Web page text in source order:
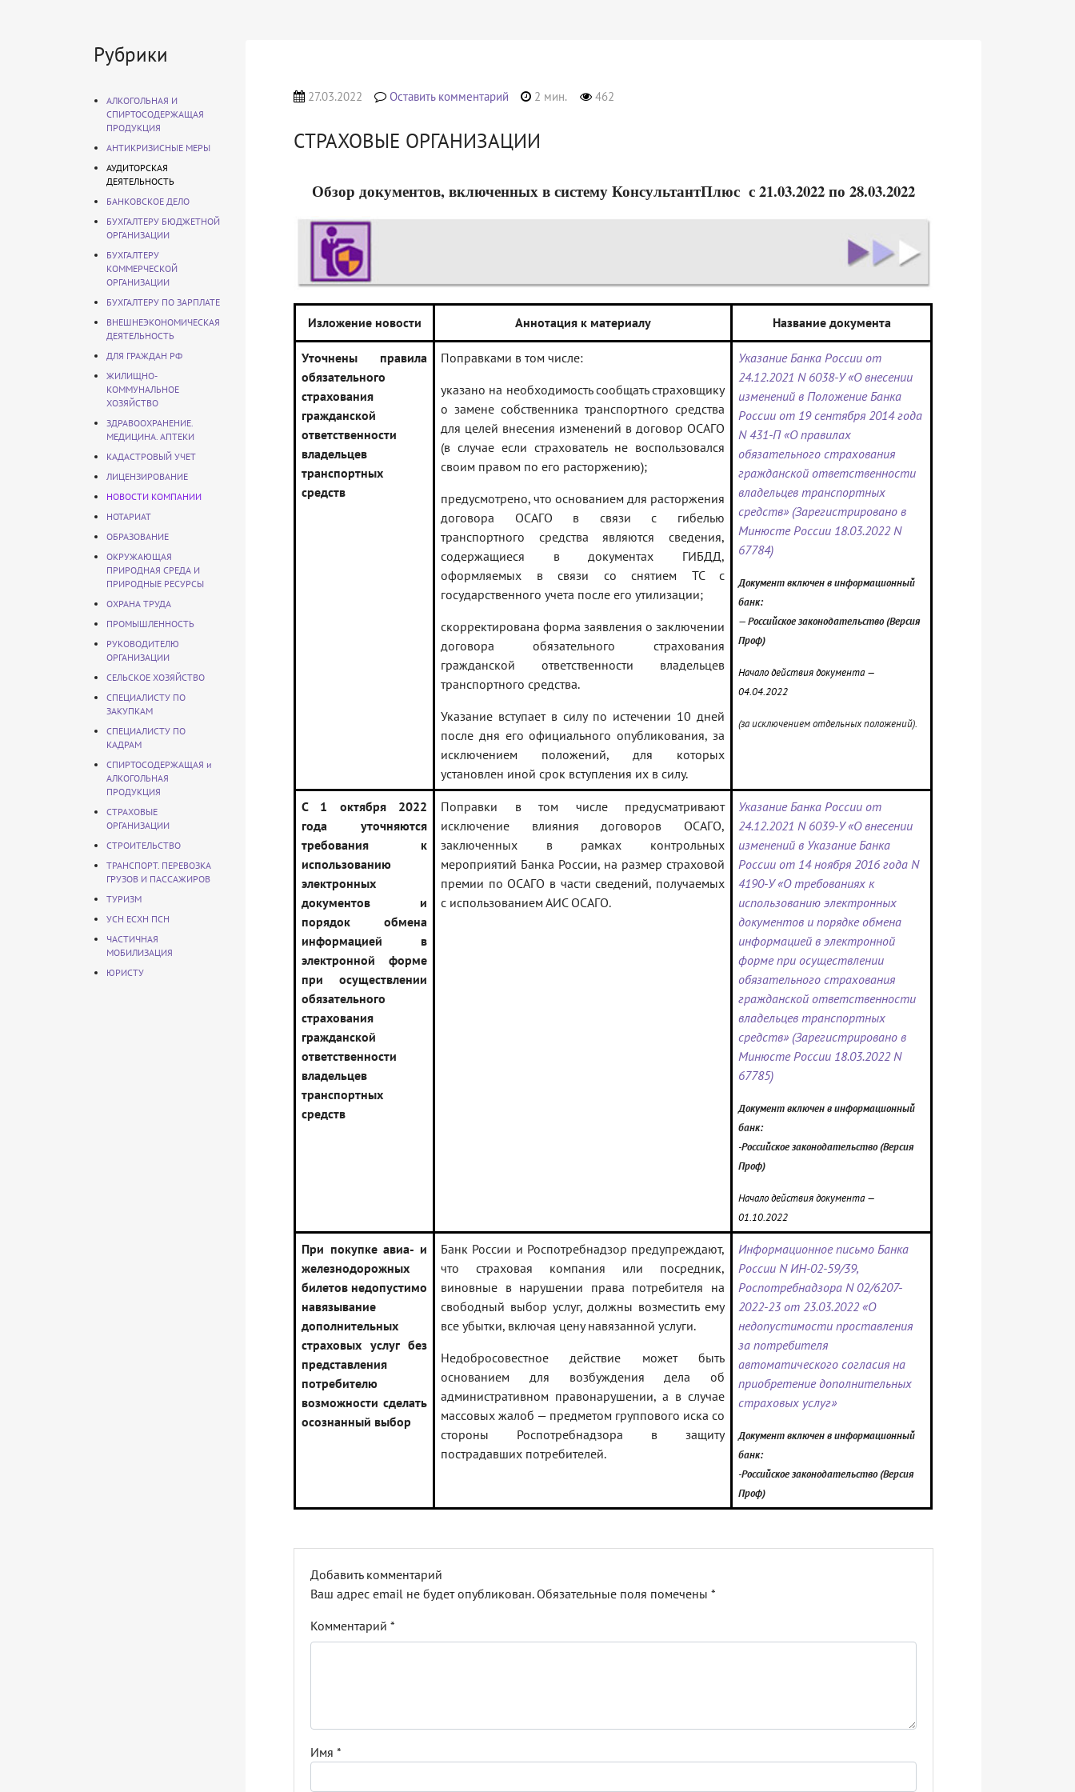
Рубрики
АЛКОГОЛЬНАЯ И
СПИРТОСОДЕРЖАЩАЯ
ПРОДУКЦИЯ
АНТИКРИЗИСНЫЕ МЕРЫ
АУДИТОРСКАЯ
ДЕЯТЕЛЬНОСТЬ
БАНКОВСКОЕ ДЕЛО
БУХГАЛТЕРУ БЮДЖЕТНОЙ
ОРГАНИЗАЦИИ
БУХГАЛТЕРУ
КОММЕРЧЕСКОЙ
ОРГАНИЗАЦИИ
БУХГАЛТЕРУ ПО ЗАРПЛАТЕ
ВНЕШНЕЭКОНОМИЧЕСКАЯ
ДЕЯТЕЛЬНОСТЬ
ДЛЯ ГРАЖДАН РФ
ЖИЛИЩНО-
КОММУНАЛЬНОЕ
ХОЗЯЙСТВО
ЗДРАВООХРАНЕНИЕ.
МЕДИЦИНА. АПТЕКИ
КАДАСТРОВЫЙ УЧЕТ
ЛИЦЕНЗИРОВАНИЕ
НОВОСТИ КОМПАНИИ
НОТАРИАТ
ОБРАЗОВАНИЕ
ОКРУЖАЮЩАЯ
ПРИРОДНАЯ СРЕДА И
ПРИРОДНЫЕ РЕСУРСЫ
ОХРАНА ТРУДА
ПРОМЫШЛЕННОСТЬ
РУКОВОДИТЕЛЮ
ОРГАНИЗАЦИИ
СЕЛЬСКОЕ ХОЗЯЙСТВО
СПЕЦИАЛИСТУ ПО
ЗАКУПКАМ
СПЕЦИАЛИСТУ ПО
КАДРАМ
СПИРТОСОДЕРЖАЩАЯ и
АЛКОГОЛЬНАЯ
ПРОДУКЦИЯ
СТРАХОВЫЕ
ОРГАНИЗАЦИИ
СТРОИТЕЛЬСТВО
ТРАНСПОРТ. ПЕРЕВОЗКА
ГРУЗОВ И ПАССАЖИРОВ
ТУРИЗМ
УСН ЕСХН ПСН
ЧАСТИЧНАЯ
МОБИЛИЗАЦИЯ
ЮРИСТУ
27.03.2022 Оставить комментарий 2 мин. 462
СТРАХОВЫЕ ОРГАНИЗАЦИИ
Обзор документов, включенных в систему КонсультантПлюс с 21.03.2022 по 28.03.2022
Изложение новости Аннотация к материалу Название документа
Уточнены правила
обязательного
страхования
гражданской
ответственности
владельцев
транспортных
средств
Поправками в том числе:
указано на необходимость сообщать страховщику
о замене собственника транспортного средства
для целей внесения изменений в договор ОСАГО
(в случае если страхователь не воспользовался
своим правом по его расторжению);
предусмотрено, что основанием для расторжения
договора ОСАГО в связи с гибелью
транспортного средства являются сведения,
содержащиеся в документах ГИБДД,
оформляемых в связи со снятием ТС с
государственного учета после его утилизации;
скорректирована форма заявления о заключении
договора обязательного страхования
гражданской ответственности владельцев
транспортного средства.
Указание вступает в силу по истечении 10 дней
после дня его официального опубликования, за
исключением положений, для которых
установлен иной срок вступления их в силу.
Указание Банка России от
24.12.2021 N 6038-У «О внесении
изменений в Положение Банка
России от 19 сентября 2014 года
N 431-П «О правилах
обязательного страхования
гражданской ответственности
владельцев транспортных
средств» (Зарегистрировано в
Минюсте России 18.03.2022 N
67784)
Документ включен в информационный
банк:
— Российское законодательство (Версия
Проф)
Начало действия документа —
04.04.2022
(за исключением отдельных положений).
С 1 октября 2022
года уточняются
требования к
использованию
электронных
документов и
порядок обмена
информацией в
электронной форме
при осуществлении
обязательного
страхования
гражданской
ответственности
владельцев
транспортных
средств
Поправки в том числе предусматривают
исключение влияния договоров ОСАГО,
заключенных в рамках контрольных
мероприятий Банка России, на размер страховой
премии по ОСАГО в части сведений, получаемых
с использованием АИС ОСАГО.
Указание Банка России от
24.12.2021 N 6039-У «О внесении
изменений в Указание Банка
России от 14 ноября 2016 года N
4190-У «О требованиях к
использованию электронных
документов и порядке обмена
информацией в электронной
форме при осуществлении
обязательного страхования
гражданской ответственности
владельцев транспортных
средств» (Зарегистрировано в
Минюсте России 18.03.2022 N
67785)
Документ включен в информационный
банк:
-Российское законодательство (Версия
Проф)
Начало действия документа —
01.10.2022
При покупке авиа- и
железнодорожных
билетов недопустимо
навязывание
дополнительных
страховых услуг без
представления
потребителю
возможности сделать
осознанный выбор
Банк России и Роспотребнадзор предупреждают,
что страховая компания или посредник,
виновные в нарушении права потребителя на
свободный выбор услуг, должны возместить ему
все убытки, включая цену навязанной услуги.
Недобросовестное действие может быть
основанием для возбуждения дела об
административном правонарушении, а в случае
массовых жалоб — предметом группового иска со
стороны Роспотребнадзора в защиту
пострадавших потребителей.
Информационное письмо Банка
России N ИН-02-59/39,
Роспотребнадзора N 02/6207-
2022-23 от 23.03.2022 «О
недопустимости проставления
за потребителя
автоматического согласия на
приобретение дополнительных
страховых услуг»
Документ включен в информационный
банк:
-Российское законодательство (Версия
Проф)
Добавить комментарий
Ваш адрес email не будет опубликован. Обязательные поля помечены *
Комментарий *
Имя *